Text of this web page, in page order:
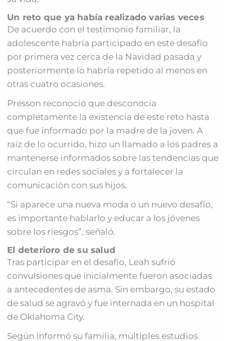
Un reto que ya había realizado varias veces
De acuerdo con el testimonio familiar, la
adolescente habría participado en este desafío
por primera vez cerca de la Navidad pasada y
posteriormente lo habría repetido al menos en
otras cuatro ocasiones.
Presson reconoció que desconocía
completamente la existencia de este reto hasta
que fue informado por la madre de la joven. A
raíz de lo ocurrido, hizo un llamado a los padres a
mantenerse informados sobre las tendencias que
circulan en redes sociales y a fortalecer la
comunicación con sus hijos.
“Si aparece una nueva moda o un nuevo desafío,
es importante hablarlo y educar a los jóvenes
sobre los riesgos”, señaló.
El deterioro de su salud
Tras participar en el desafío, Leah sufrió
convulsiones que inicialmente fueron asociadas
a antecedentes de asma. Sin embargo, su estado
de salud se agravó y fue internada en un hospital
de Oklahoma City.
Según informó su familia, múltiples estudios